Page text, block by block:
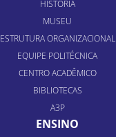
HISTÓRIA
MUSEU
ESTRUTURA ORGANIZACIONAL
EQUIPE POLITÉCNICA
CENTRO ACADÊMICO
BIBLIOTECAS
A3P
ENSINO